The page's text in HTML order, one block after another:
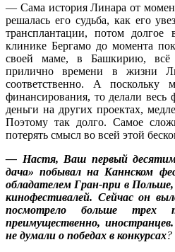
— Сама история Линара от
решалась его судьба, как его
трансплантации, потом долгое
клинике Бергамо до момента
своей маме, в Башкирию, всё
прилично времени в жизни
соответственно. А поскольку
финансирования, то делали весь
деньги на других проектах,
Поэтому так долго. Самое
потерять смысл во всей этой
— Настя, Ваш первый
дача» побывал на Каннском
обладателем Гран-при в
кинофестивалей. Сейчас он
посмотрело больше трех
преимущественно,
не думали о победах в конкурсах?